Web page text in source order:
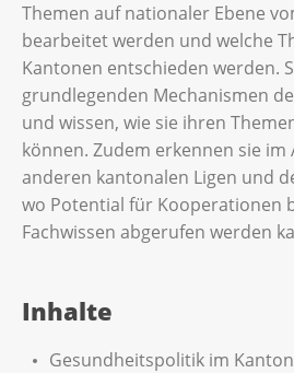
Themen auf nationaler Ebene
bearbeitet werden und welche
Kantonen entschieden werden.
grundlegenden Mechanismen
und wissen, wie sie ihren
können. Zudem erkennen sie
anderen kantonalen Ligen und
wo Potential für Kooperationen
Fachwissen abgerufen werden
Inhalte
Gesundheitspolitik im